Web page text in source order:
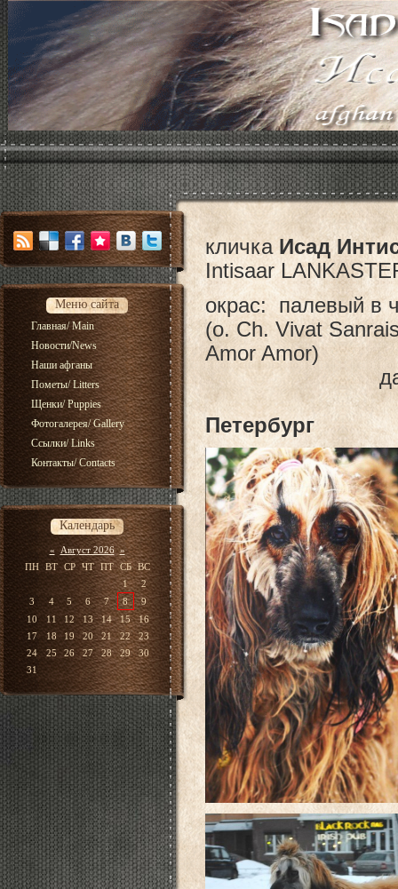
Меню сайта
Главная/ Main
Новости/News
Наши афганы
Пометы/ Litters
Щенки/ Puppies
Фотогалерея/ Gallery
Ссылки/ Links
Контакты/ Contacts
Календарь
« Август 2026 »
ПН ВТ СР ЧТ ПТ СБ ВС
1
2
3
4 5 6 7 8
9
10
11 12 13 14 15
16
17
18 19 20 21 22
23
24
25 26 27 28 29
30
31
кличкаИсад
Intisaar
окрас: палевый в
(о. Ch. Vivat
Amor Amor)
дата
Петербург